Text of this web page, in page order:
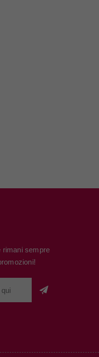
rimani sempre